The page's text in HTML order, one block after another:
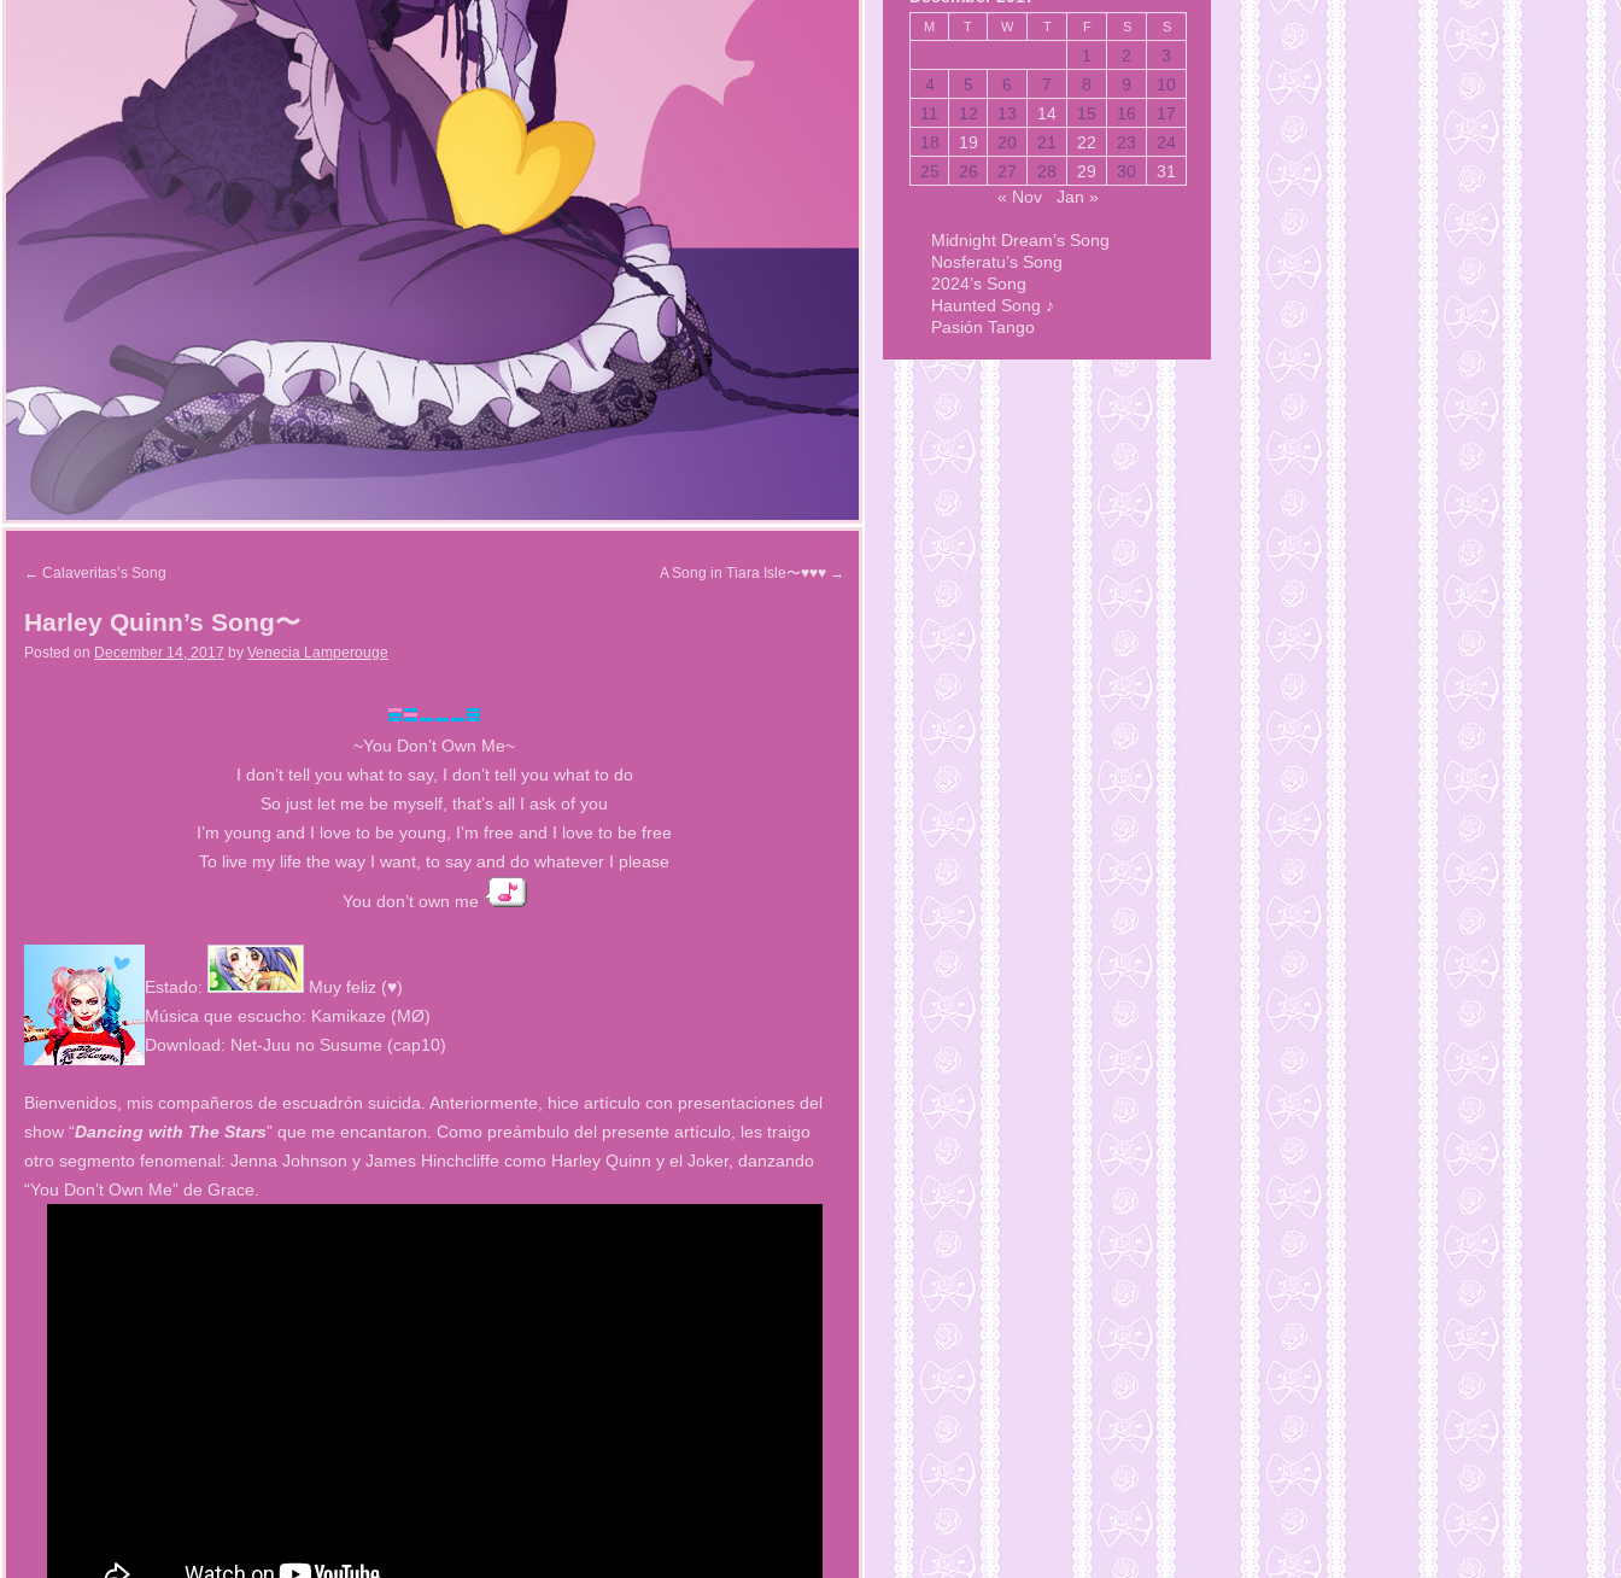
← Calaveritas’s Song A Song in Tiara Isle〜♥♥♥ →
Harley Quinn’s Song〜
Posted on December 14, 2017 by Venecia Lamperouge
~You Don’t Own Me~
I don’t tell you what to say, I don’t tell you what to do
So just let me be myself, that’s all I ask of you
I’m young and I love to be young, I’m free and I love to be free
To live my life the way I want, to say and do whatever I please
You don’t own me
Estado:
Muy feliz (♥)
Música que escucho: Kamikaze (MØ)
Download: Net-Juu no Susume (cap10)
Bienvenidos, mis compañeros de escuadrón suicida. Anteriormente, hice artículo con presentaciones del
show “Dancing with The Stars” que me encantaron. Como preámbulo del presente artículo, les traigo
otro segmento fenomenal: Jenna Johnson y James Hinchcliffe como Harley Quinn y el Joker, danzando
“You Don’t Own Me” de Grace.
M T W T F S S
1 2
3
4
5 6 7 8 9
10
11
12 13 14 15 16
17
18
19 20 21 22 23
24
25
26 27 28 29 30
31
« Nov
Jan »
Midnight Dream’s Song
Nosferatu’s Song
2024’s Song
Haunted Song ♪
Pasión Tango